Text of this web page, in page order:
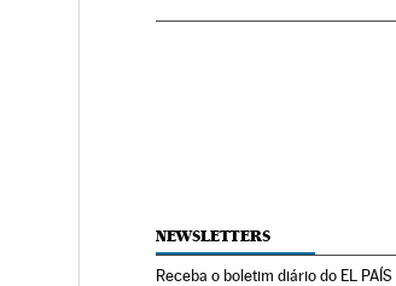
NEWSLETTERS
Receba o boletim diário do EL PAÍS